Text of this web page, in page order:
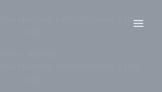
MAGANG KEPENDIDIKAN 3 UNS